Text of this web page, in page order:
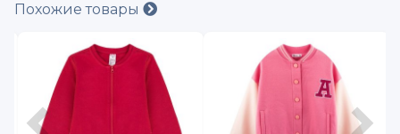
Похожие товары